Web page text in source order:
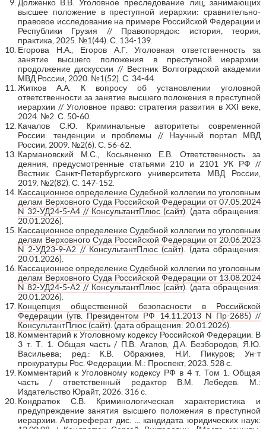
Долженко В.В. Уголовное преследование лиц, занимающих
высшее положение в преступной иерархии: сравнительно-
правовое исследование на примере Российской Федерации и
Республики Грузия // Правопорядок: история, теория,
практика, 2025. №1(44). С. 134-139.
Егорова Н.А., Егоров А.Г. Уголовная ответственность за
занятие высшего положения в преступной иерархии:
продолжение дискуссии // Вестник Волгоградской академии
МВД России, 2020. №1(52). С. 34-44.
Житков А.А. К вопросу об установлении уголовной
ответственности за занятие высшего положения в преступной
иерархии // Уголовное право: стратегия развития в XXI веке,
2024. №2. С. 50-60.
Качалов С.Ю. Криминальные авторитеты современной
России: тенденции и проблемы // Научный портал МВД
России, 2009. №2(6). С. 56-62.
Кармановский М.С., Косьяненко Е.В. Ответственность за
деяния, предусмотренные статьями 210 и 2101 УК РФ //
Вестник Санкт-Петербургского университета МВД России,
2019. №2(82). С. 147-152.
Кассационное определение Судебной коллегии по уголовным
делам Верховного Суда Российской Федерации от 07.05.2024
N 32-УД24-5-А4 // КонсультантПлюс (сайт) . (дата обращения:
20.01.2026).
Кассационное определение Судебной коллегии по уголовным
делам Верховного Суда Российской Федерации от 20.06.2023
N 2-УД23-9-А2 // КонсультантПлюс (сайт) . (дата обращения:
20.01.2026).
Кассационное определение Судебной коллегии по уголовным
делам Верховного Суда Российской Федерации от 13.08.2024
N 82-УД24-5-А2 // КонсультантПлюс (сайт) . (дата обращения:
20.01.2026).
Концепция общественной безопасности в Российской
Федерации (утв. Президентом РФ 14.11.2013 N Пр-2685) //
КонсультантПлюс (сайт). (дата обращения: 20.01.2026).
Комментарий к Уголовному кодексу Российской Федерации. В
3 т. Т. 1. Общая часть / П.В. Агапов, Д.А. Безбородов, Я.Ю.
Васильева; ред.: К.В. Ображиев, Н.И. Пикуров; Ун-т
прокуратуры Рос. Федерации. М.: Проспект, 2023. 528 с.
Комментарий к Уголовному кодексу РФ в 4 т. Том 1. Общая
часть / ответственный редактор В.М. Лебедев. М.:
Издательство Юрайт, 2026. 316 с.
Кондратюк С.В. Криминологическая характеристика и
предупреждение занятия высшего положения в преступной
иерархии. Автореферат дис. ... кандидата юридических наук: